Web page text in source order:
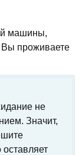
машины,
Вы проживаете
не
Значит,